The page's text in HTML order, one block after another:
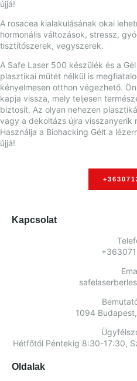
újjá!
A rosacea kialakulásának okai
hormonális változások, stressz,
tisztítószerek, vegyszerek.
A Safe Laser 500 készülék és a
plasztikai műtét nélkül is
kényelmesen otthon végezhető.
kapja vissza, mely teljesen
biztosít. Az olyan nehezen
vagy a dekoltázs újra visszanyerik
Használja a Biohacking Gélt a
újjá!
Kapcsolat
1094
Hétfőtől Péntekig 8:30-17:30,
Oldalak